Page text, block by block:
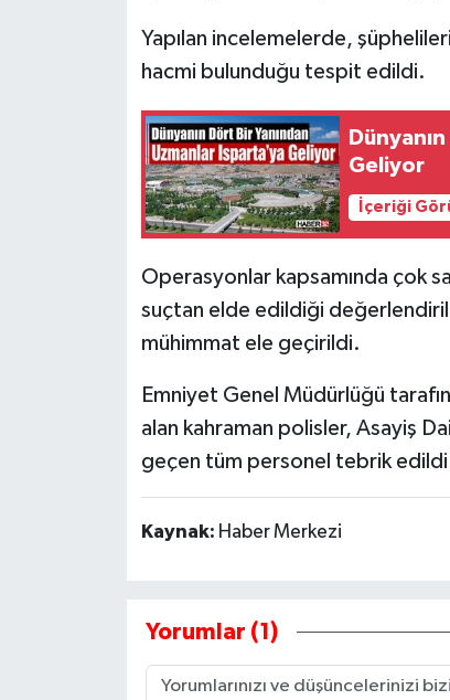
Yapılan incelemelerde,
hacmi bulunduğu tespit edildi.
Geliyor
İçeriği
Operasyonlar kapsamında çok
suçtan elde edildiği
mühimmat ele geçirildi.
Emniyet Genel Müdürlüğü
alan kahraman polisler, Asayiş
geçen tüm personel tebrik
Kaynak: Haber Merkezi
Yorumlar (1)